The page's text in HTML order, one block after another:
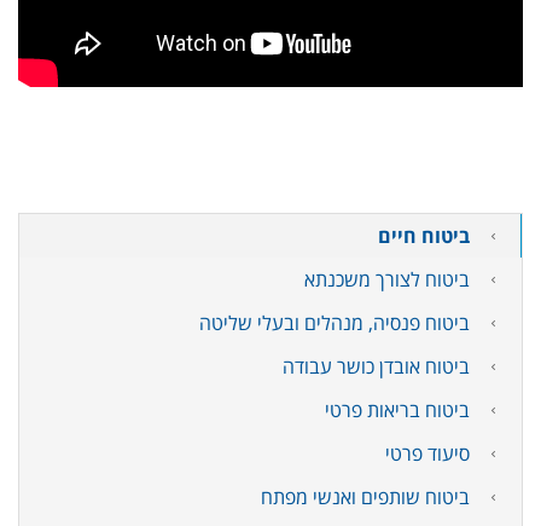
ביטוח חיים
ביטוח לצורך משכנתא
ביטוח פנסיה, מנהלים ובעלי שליטה
ביטוח אובדן כושר עבודה
ביטוח בריאות פרטי
סיעוד פרטי
ביטוח שותפים ואנשי מפתח